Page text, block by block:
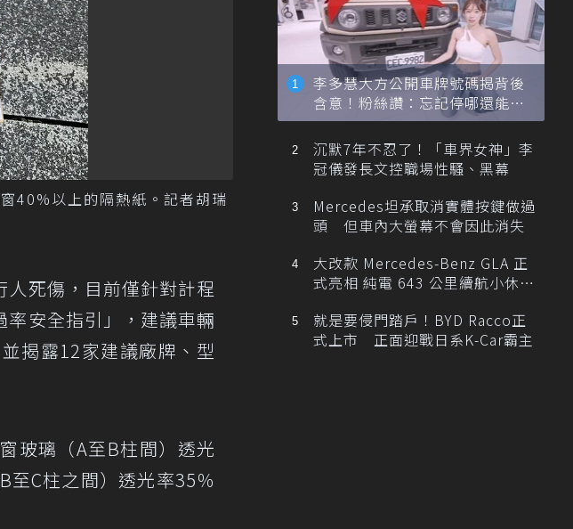
40%以上的隔熱紙。記者胡瑞
死傷，目前僅針對計程
安全指引」，建議車輛
揭露12家建議廠牌、型
玻璃（A至B柱間）透光
C柱之間）透光率35％
李多慧大方公開車牌號碼揭背後
含意！粉絲讚：忘記停哪還能幫
忙找車
沉默7年不忍了！「車界女神」李
冠儀發長文控職場性騷、黑幕
Mercedes坦承取消實體按鍵做過
頭 但車內大螢幕不會因此消失
大改款 Mercedes-Benz GLA 正
式亮相 純電 643 公里續航小休
就是要侵門踏戶！BYD Racco正
式上市 正面迎戰日系K-Car霸主